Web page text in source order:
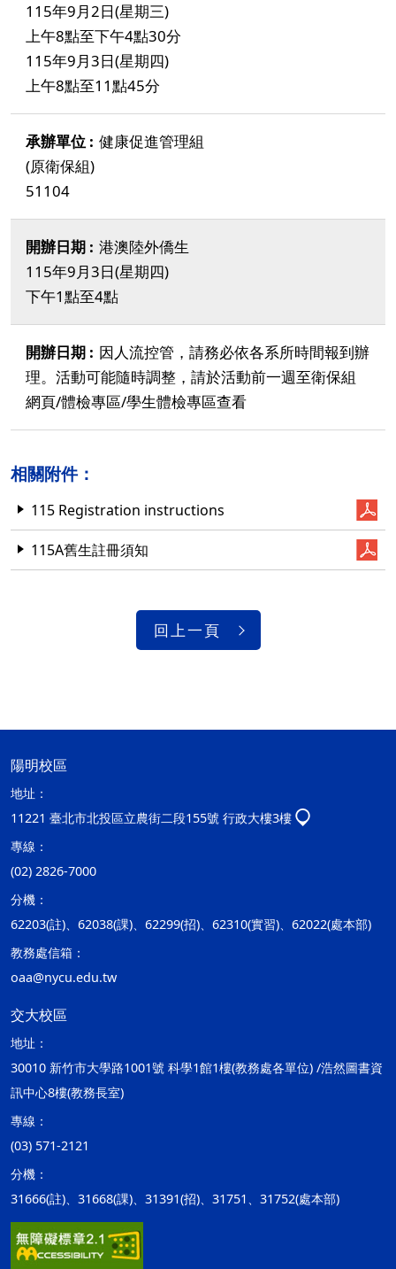
115年9月2日(星期三)
上午8點至下午4點30分
115年9月3日(星期四)
上午8點至11點45分
健康促進管理組
(原衛保組)
51104
港澳陸外僑生
115年9月3日(星期四)
下午1點至4點
因人流控管，請務必依各系所時間報到辦
理。活動可能隨時調整，請於活動前一週至衛保組
網頁/體檢專區/學生體檢專區查看
相關附件：
115 Registration instructions
115A舊生註冊須知
回上一頁
陽明校區
地址：
11221 臺北市北投區立農街二段155號 行政大樓3樓
專線：
(02) 2826-7000
分機：
62203(註)、62038(課)、62299(招)、62310(實習)、62022(處本部)
教務處信箱：
oaa@nycu.edu.tw
交大校區
地址：
30010 新竹市大學路1001號 科學1館1樓(教務處各單位) /浩然圖書資
訊中心8樓(教務長室)
專線：
(03) 571-2121
分機：
31666(註)、31668(課)、31391(招)、31751、31752(處本部)